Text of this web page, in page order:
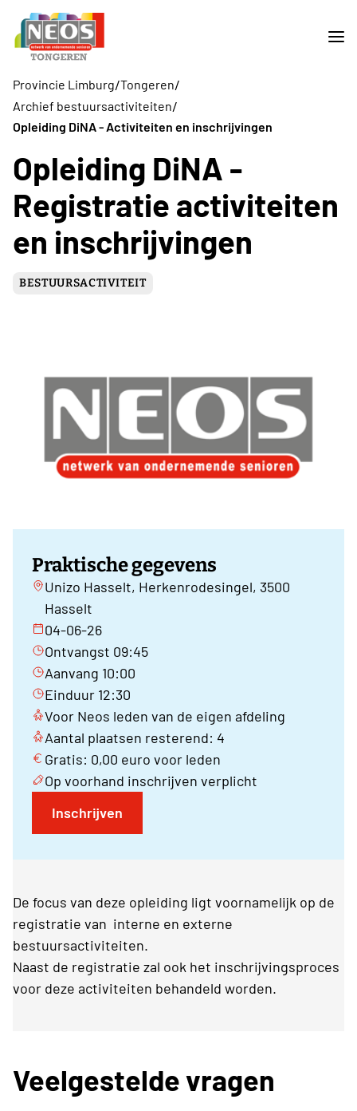
Provincie Limburg/Tongeren/
Archief bestuursactiviteiten/
Opleiding DiNA - Activiteiten en inschrijvingen
Opleiding DiNA -
Registratie activiteiten
en inschrijvingen
BESTUURSACTIVITEIT
Praktische gegevens
Unizo Hasselt, Herkenrodesingel, 3500
Hasselt
04-06-26
Ontvangst 09:45
Aanvang 10:00
Einduur 12:30
Voor Neos leden van de eigen afdeling
Aantal plaatsen resterend: 4
Gratis: 0,00 euro voor leden
Op voorhand inschrijven verplicht
Inschrijven
De focus van deze opleiding ligt voornamelijk op de
registratie van interne en externe
bestuursactiviteiten.
Naast de registratie zal ook het inschrijvingsproces
voor deze activiteiten behandeld worden.
Veelgestelde vragen